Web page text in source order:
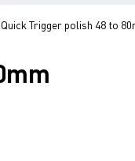
Trigger polish 48 to